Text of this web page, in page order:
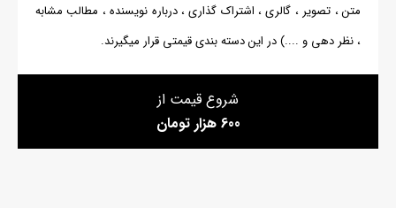
متن ، تصویر ، گالری ، اشتراک گذاری ، درباره نویسنده ، مطالب مشابه
، نظر دهی و ....) در این دسته بندی قیمتی قرار میگیرند.
شروع قیمت از
600 هزار تومان